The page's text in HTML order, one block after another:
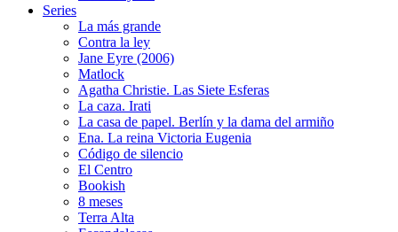
Series
La más grande
Contra la ley
Jane Eyre (2006)
Matlock
Agatha Christie. Las Siete Esferas
La caza. Irati
La casa de papel. Berlín y la dama del armiño
Ena. La reina Victoria Eugenia
Código de silencio
El Centro
Bookish
8 meses
Terra Alta